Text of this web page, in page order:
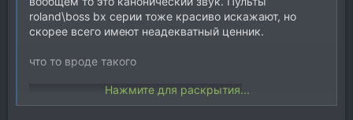
roland\boss bx серии тоже красиво искажают, но
скорее всего имеют неадекватный ценник.
что то вроде такого
Нажмите для раскрытия...